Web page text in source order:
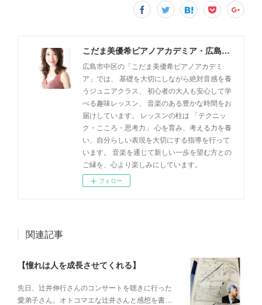
こだま美優希ピアノアカデミア・広島市中区
広島市中区の「こだま美優希ピアノアカデミ
ア」では、 基礎を大切にしながら絶対音感を養
うジュニアクラス、 初心者の大人も安心して学
べる趣味レッスン、 音楽のある豊かな時間をお
届けしています。 レッスンの柱は 「テクニッ
ク・こころ・思考力」 心を育み、考える力を養
い、自分らしい表現を大切にする指導を行って
います。 音楽を通じて新しい一歩を望む方との
ご縁を、心より楽しみにしています。
フォロー
関連記事
【憧れは人を成長させてくれる】
先日、辻井伸行さんのコンサートを 聴きに行った
愛弟子さん。 オトコマエな辻井さんと 感想を書…